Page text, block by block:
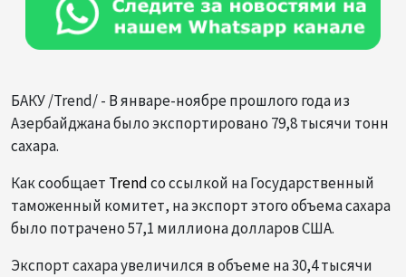
БАКУ /Trend/ - В январе-ноябре прошлого года из
Азербайджана было экспортировано 79,8 тысячи тонн
сахара.
Как сообщает Trendсо ссылкой на Государственный
таможенный комитет, на экспорт этого объема сахара
было потрачено 57,1 миллиона долларов США.
Экспорт сахара увеличился в объеме на 30,4 тысячи